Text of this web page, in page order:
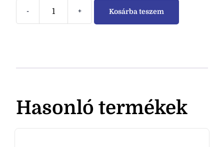
- + Kosárba teszem
Hasonló termékek